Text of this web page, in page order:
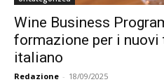
Wine Business
formazione per i
italiano
Redazione - 18/09/2025